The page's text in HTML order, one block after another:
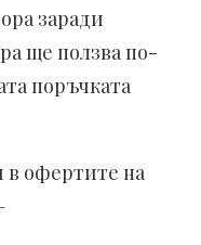
заради
ще ползва по-
поръчката
в офертите на